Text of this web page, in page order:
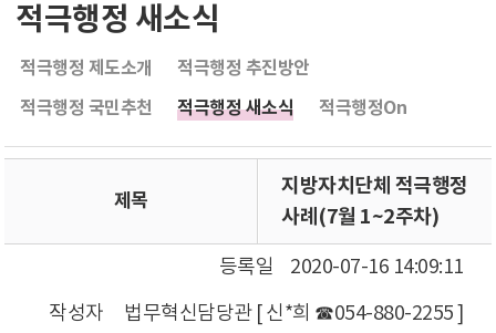
적극행정 새소식
적극행정 제도소개
적극행정 추진방안
적극행정 국민추천
적극행정 새소식 적극행정On
제목
지방자치단체 적극행정
사례(7월 1~2주차)
등록일
2020-07-16 14:09:11
작성자
법무혁신담당관 [ 신*희 ☎054-880-2255 ]